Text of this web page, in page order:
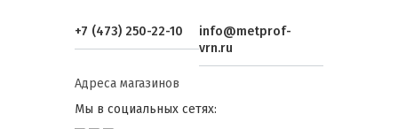
+7 (473) 250-22-10
info@metprof-
vrn.ru
Адреса магазинов
Мы в социальных сетях: